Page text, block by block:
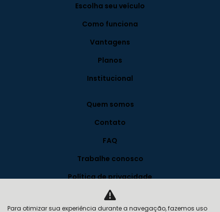
Escolha seu veículo
Como funciona
Vantagens
Planos
Institucional
Quem somos
Contato
FAQ
Trabalhe conosco
Política de privacidade
Blog
Para otimizar sua experiência durante a navegação, fazemos uso